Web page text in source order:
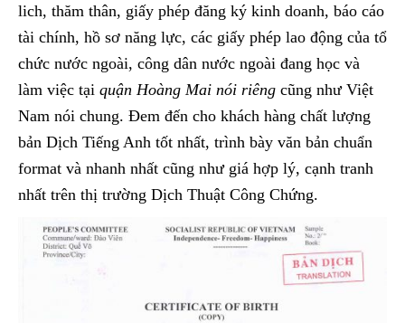
lich, thăm thân, giấy phép đăng ký kinh doanh, báo cáo
tài chính, hồ sơ năng lực, các giấy phép lao động của tổ
chức nước ngoài, công dân nước ngoài đang học và
làm việc tại quận Hoàng Mai nói riêng cũng như Việt
Nam nói chung. Đem đến cho khách hàng chất lượng
bản Dịch Tiếng Anh tốt nhất, trình bày văn bản chuẩn
format và nhanh nhất cũng như giá hợp lý, cạnh tranh
nhất trên thị trường Dịch Thuật Công Chứng.